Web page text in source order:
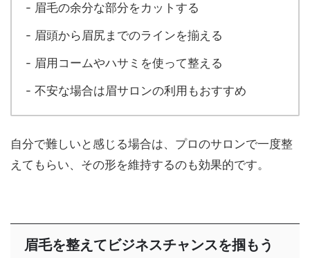
- 眉毛の余分な部分をカットする
- 眉頭から眉尻までのラインを揃える
- 眉用コームやハサミを使って整える
- 不安な場合は眉サロンの利用もおすすめ
自分で難しいと感じる場合は、プロのサロンで一度整
えてもらい、その形を維持するのも効果的です。
眉毛を整えてビジネスチャンスを掴もう